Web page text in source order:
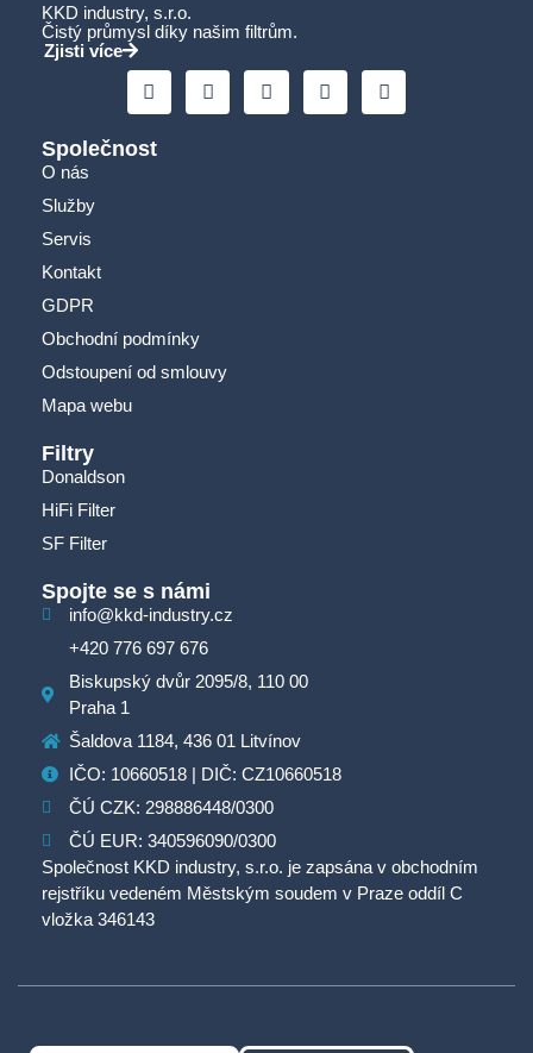
KKD industry, s.r.o.
Čistý průmysl díky našim filtrům.
Zjisti více
Společnost
O nás
Služby
Servis
Kontakt
GDPR
Obchodní podmínky
Odstoupení od smlouvy
Mapa webu
Filtry
Donaldson
HiFi Filter
SF Filter
Spojte se s námi
info@kkd-industry.cz
+420 776 697 676
Biskupský dvůr 2095/8, 110 00
Praha 1
Šaldova 1184, 436 01 Litvínov
IČO: 10660518 | DIČ: CZ10660518
ČÚ CZK: 298886448/0300
ČÚ EUR: 340596090/0300
Společnost KKD industry, s.r.o. je zapsána v obchodním
rejstříku vedeném Městským soudem v Praze oddíl C
vložka 346143